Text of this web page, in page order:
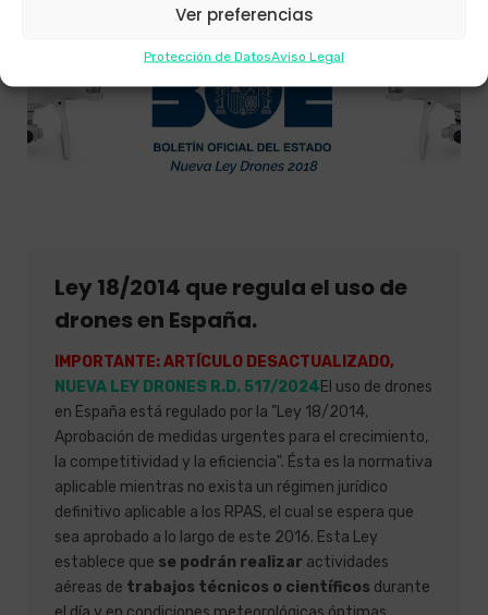
Ver preferencias
Protección de DatosAviso Legal
Ley 18/2014 que regula el uso de
drones en España.
IMPORTANTE: ARTÍCULO DESACTUALIZADO,
NUEVA LEY DRONES R.D. 517/2024El uso de drones
en España está regulado por la "Ley 18/2014,
Aprobación de medidas urgentes para el crecimiento,
la competitividad y la eficiencia". Ésta es la normativa
aplicable mientras no exista un régimen jurídico
definitivo aplicable a los RPAS, el cual se espera que
sea aprobado a lo largo de este 2016. Esta Ley
establece que se podrán realizar actividades
aéreas de trabajos técnicos o científicos durante